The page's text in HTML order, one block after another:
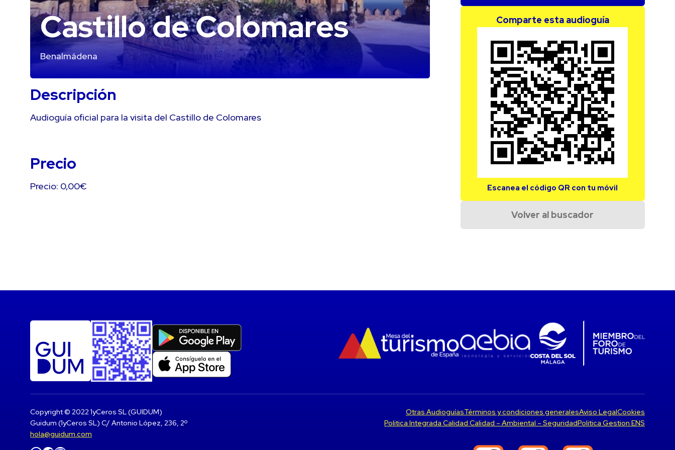
Castillo de Colomares
Benalmádena
Descripción
Audioguía oficial para la visita del Castillo de Colomares
Precio
Precio: 0,00€
Comparte esta audioguía
Escanea el código QR con tu móvil
Volver al buscador
Copyright © 2022 1yCeros SL (GUIDUM)
Guidum (1yCeros SL) C/ Antonio López, 236, 2º
hola@guidum.com
Otras AudioguíasTérminos y condiciones generalesAviso LegalCookies
Politica Integrada Calidad Calidad – Ambiental – SeguridadPolitica Gestion ENS